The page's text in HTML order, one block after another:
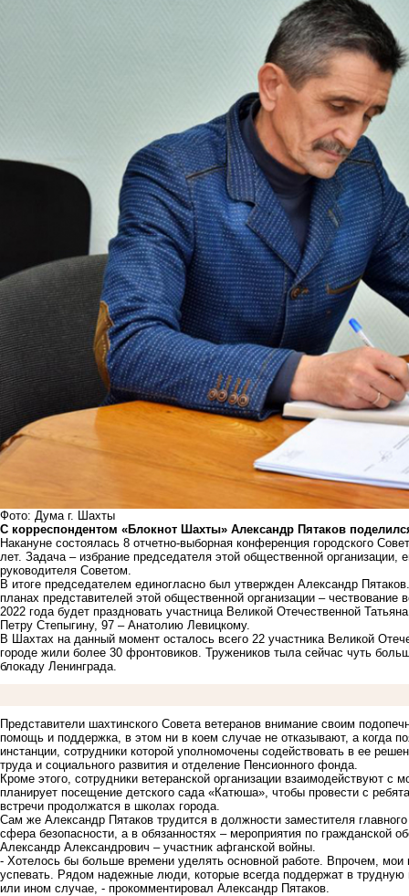
Фото: Дума г. Шахты
С корреспондентом «Блокнот Шахты» Александр Пятаков
Накануне состоялась 8 отчетно-выборная конференция городского
лет. Задача – избрание председателя этой общественной организации,
руководителя Советом.
В итоге председателем единогласно был утвержден Александр
планах представителей этой общественной организации –
2022 года будет праздновать участница Великой Отечественной
Петру Степыгину, 97 – Анатолию Левицкому.
В Шахтах на данный момент осталось всего 22 участника Великой
городе жили более 30 фронтовиков. Тружеников тыла сейчас чуть
блокаду Ленинграда.
Представители шахтинского Совета ветеранов внимание своим
помощь и поддержка, в этом ни в коем случае не отказывают, а когда
инстанции, сотрудники которой уполномочены содействовать в ее
труда и социального развития и отделение Пенсионного фонда.
Кроме этого, сотрудники ветеранской организации взаимодействуют
планирует посещение детского сада «Катюша», чтобы провести с
встречи продолжатся в школах города.
Сам же Александр Пятаков трудится в должности заместителя
сфера безопасности, а в обязанностях – мероприятия по гражданской
Александр Александрович – участник афганской войны.
- Хотелось бы больше времени уделять основной работе. Впрочем,
успевать. Рядом надежные люди, которые всегда поддержат в трудную
или ином случае, - прокомментировал Александр Пятаков.